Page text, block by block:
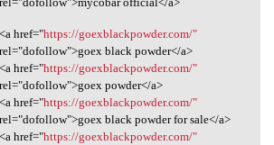
<a href="https://goexblackpowder.com/"
rel="dofollow">goex black powder</a>
<a href="https://goexblackpowder.com/"
rel="dofollow">goex powder</a>
<a href="https://goexblackpowder.com/"
rel="dofollow">goex black powder for sale</a>
<a href="https://goexblackpowder.com/"